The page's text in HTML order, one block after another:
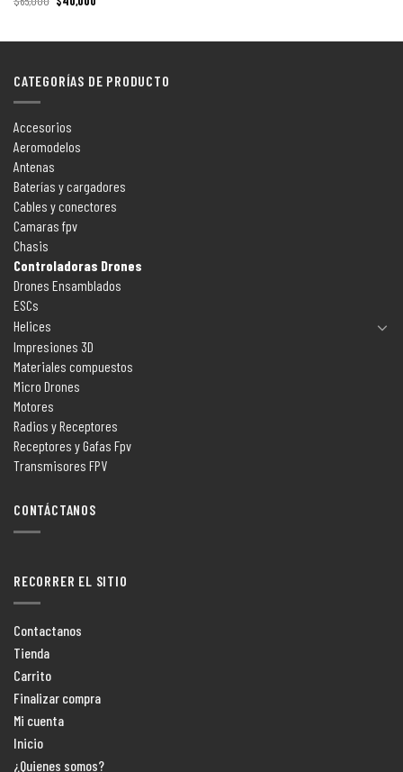
CATEGORÍAS DE PRODUCTO
Accesorios
Aeromodelos
Antenas
Baterías y cargadores
Cables y conectores
Camaras fpv
Chasis
Controladoras Drones
Drones Ensamblados
ESCs
Helices
Impresiones 3D
Materiales compuestos
Micro Drones
Motores
Radios y Receptores
Receptores y Gafas Fpv
Transmisores FPV
CONTÁCTANOS
RECORRER EL SITIO
Contactanos
Tienda
Carrito
Finalizar compra
Mi cuenta
Inicio
¿Quienes somos?